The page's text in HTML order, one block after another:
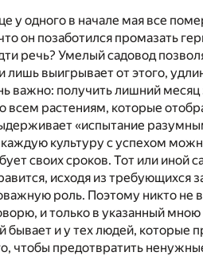
у одного в начале мая все
он позаботился промазать
речь? Умелый садовод
лишь выигрывает от этого,
важно: получить лишний месяц
всем растениям, которые
«испытание
культуру с успехом
своих сроков. Тот или иной
исходя из требующихся
роль. Поэтому никто не
и только в указанный
бывает и у тех людей, которые
чтобы предотвратить